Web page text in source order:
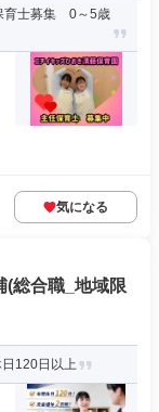
育士募集 0～5歳
気になる
(総合職_地域限
日120日以上